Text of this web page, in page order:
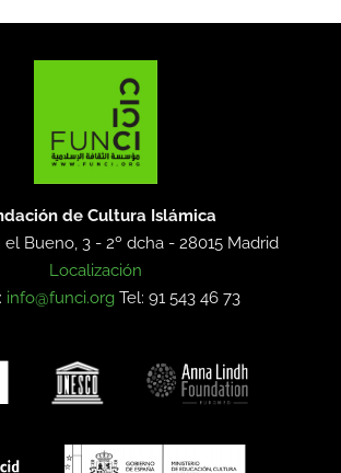
de Cultura Islámica
el Bueno, 3 - 2º dcha -28015 Madrid
Localización
info@funci.org Tel: 91 543 46 73